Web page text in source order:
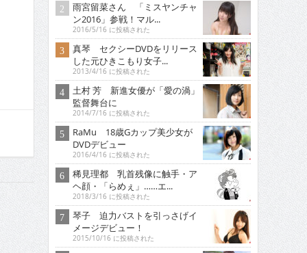
雨宮留菜さん 「ミスヤンチャ
ン2016」参戦！マル...
2016/5/16 に投稿された
真琴 セクシーDVDをリリース
した元ひきこもり女子...
2013/4/16 に投稿された
土村 芳 新進女優が「愛の渦」
監督舞台に
2014/7/16 に投稿された
RaMu 18歳Gカップ美少女が
DVDデビュー
2016/4/16 に投稿された
稀見理都 乳首残像に触手・ア
ヘ顔・「らめぇ」……エ...
2018/3/16 に投稿された
琴子 迫力バストを引っさげイ
メージデビュー！
2015/10/16 に投稿された